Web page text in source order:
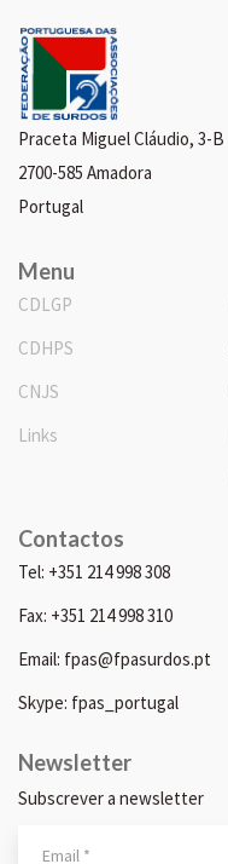
Praceta Miguel Cláudio, 3-B
2700-585 Amadora
Portugal
Menu
CDLGP
CDHPS
CNJS
Links
Contactos
Tel: +351 214 998 308
Fax: +351 214 998 310
Email: fpas@fpasurdos.pt
Skype: fpas_portugal
Newsletter
Subscrever a newsletter